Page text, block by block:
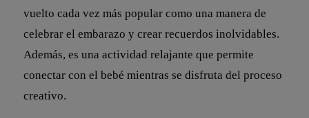
vuelto cada vez más popular como una manera de
celebrar el embarazo y crear recuerdos inolvidables.
Además, es una actividad relajante que permite
conectar con el bebé mientras se disfruta del proceso
creativo.